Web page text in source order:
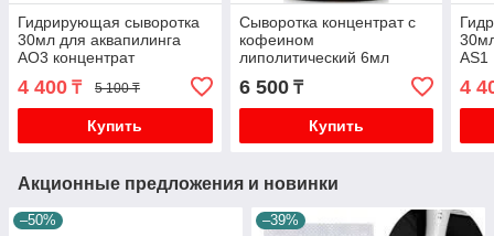
Гидрирующая сыворотка
30мл для аквапилинга
AO3 концентрат
4 400 ₸ 5 100 ₸
Купить
Сыворотка концентрат с
кофеином
липолитический 6мл
Kosmoteros
6 500₸
Купить
AS1
4
Акционные предложения и новинки
–50% –39%